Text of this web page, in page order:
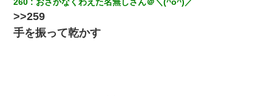
【ワロタ】姉から「肉食系14才、乳丸出し、毛はうっすら生えか
け」というタイトルで画像が送られてきた
>>259
手を振って乾かす